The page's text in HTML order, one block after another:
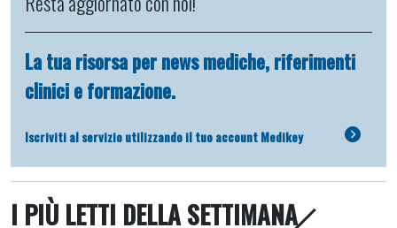
La tua risorsa per news mediche, riferimenti
clinici e formazione.
Iscriviti al servizio utilizzando il tuo account Medikey
I PIÙ LETTI DELLA SETTIMANA